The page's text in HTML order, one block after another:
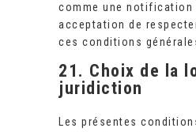
comme une notification
acceptation de
ces conditions
21. Choix de la
juridiction
Les présentes